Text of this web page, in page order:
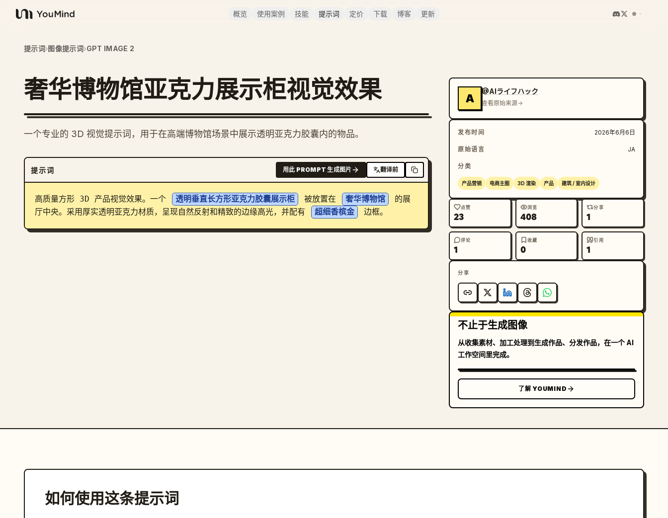
YouMind
概览 使用案例 技能 提示词 定价 下载 博客 更新
提示词›图像提示词›GPT IMAGE 2
奢华博物馆亚克力展示柜视觉效果
一个专业的 3D 视觉提示词，用于在高端博物馆场景中展示透明亚克力胶囊内的物品。
提示词 用此 PROMPT 生成图片 翻译前
高质量方形 3D 产品视觉效果。一个 透明垂直长方形亚克力胶囊展示柜 被放置在 奢华博物馆
的展
厅中央。采用厚实透明亚克力材质，呈现自然反射和精致的边缘高光，并配有
超细香槟金 边框。
A
@AIライフハック
查看原始来源
发布时间 2026年6月6日
原始语言 JA
分类
产品营销 电商主图 3D 渲染 产品 建筑 / 室内设计
点赞
23
浏览
408
分享
1
评论
1
收藏
0
引用
1
分享
不止于生成图像
从收集素材、加工处理到生成作品、分发作品，在一个 AI
工作空间里完成。
了解 YOUMIND
如何使用这条提示词